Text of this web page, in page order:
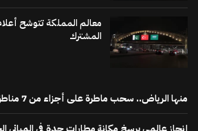
معالم المملكة تتوشح
المشترك
منها الرياض.. سحب ماطرة على أجزاء من 7 مناطق